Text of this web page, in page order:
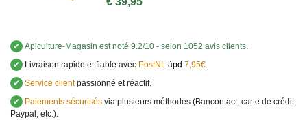
✔ Apiculture-Magasin est noté 9.2/10 - selon 1052 avis clients.
✔
Livraison rapide et fiable avec PostNL àpd 7,95€.
✔ Service clientpassionné et réactif.
✔
Paiements sécurisés via plusieurs méthodes (Bancontact, carte de crédit,
Paypal, etc.).